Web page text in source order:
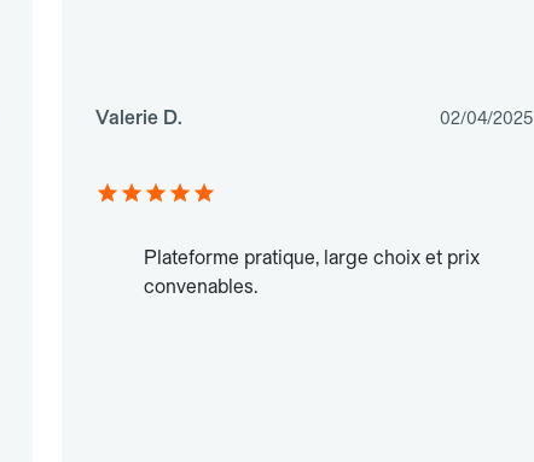
Valerie D. 02/04/2025
Plateforme pratique, large choix et prix
convenables.